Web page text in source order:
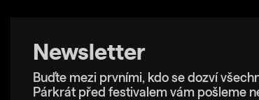
Newsletter
Buďte mezi prvními, kdo se dozví
Párkrát před festivalem vám pošleme